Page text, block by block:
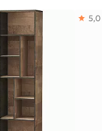
5,0